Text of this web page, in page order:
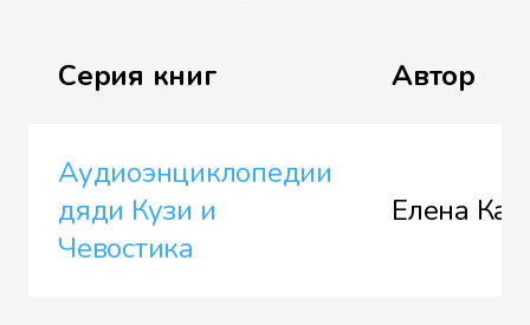
Серия книг Автор
Аудиоэнциклопедии
дяди Кузи и
Чевостика
Елена